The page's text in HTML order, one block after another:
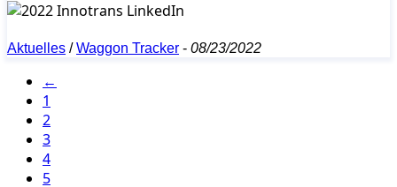
Aktuelles /Waggon Tracker - 08/23/2022
←
1
2
3
4
5